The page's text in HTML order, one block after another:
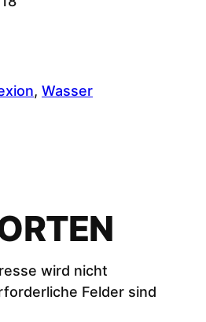
, Wasser
wird nicht
Felder sind